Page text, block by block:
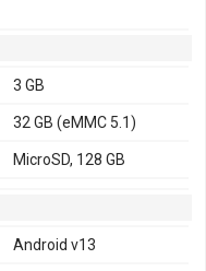
3 GB
32 GB (eMMC 5.1)
MicroSD, 128 GB
Android v13